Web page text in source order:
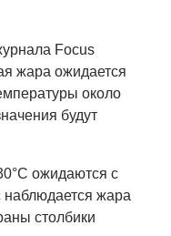
Focus
жара ожидается
около
будут
ожидаются с
жара
столбики